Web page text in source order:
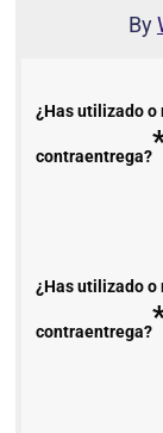
By
¿Has utilizado o
contraentrega?
¿Has utilizado o
contraentrega?